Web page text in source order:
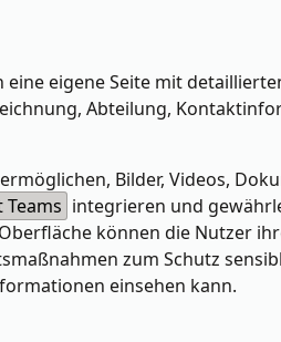
eigene Seite mit
Abteilung,
Bilder, Videos,
integrieren und
können die Nutzer
zum Schutz
einsehen kann.